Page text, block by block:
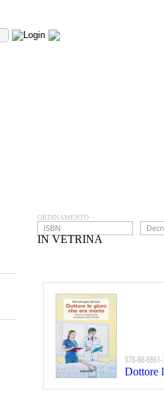
IN VETRINA
ORDINAMENTO
978-88-
Dottore